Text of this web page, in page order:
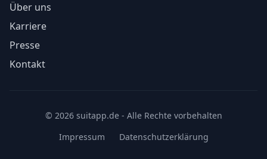
Über uns
Karriere
Presse
Kontakt
© 2026 suitapp.de - Alle Rechte vorbehalten
Impressum
Datenschutzerklärung